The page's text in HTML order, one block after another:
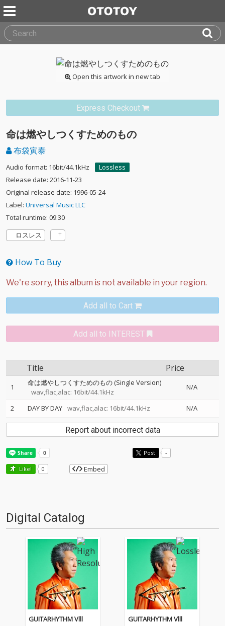
Open this artwork in new tab
Express Checkout
命は燃やしつくすためのもの
布袋寅泰
Audio format: 16bit/44.1kHz
Lossless
Release date: 2016-11-23
Original release date: 1996-05-24
Label: Universal Music LLC
Total runtime: 09:30
ロスレス
How To Buy
Add all to Cart
Add all to INTEREST
Title Price
1
命は燃やしつくすためのもの (Single Version)
wav,flac,alac: 16bit/44.1kHz
N/A
2 DAY BY DAY wav,flac,alac: 16bit/44.1kHz N/A
Report about incorrect data
Post -
Like! 0 Embed
Digital Catalog
GUITARHYTHM Vlll GUITARHYTHM Vlll